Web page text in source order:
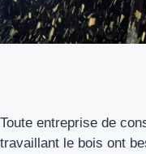
Toute entreprise de
travaillant le bois ont